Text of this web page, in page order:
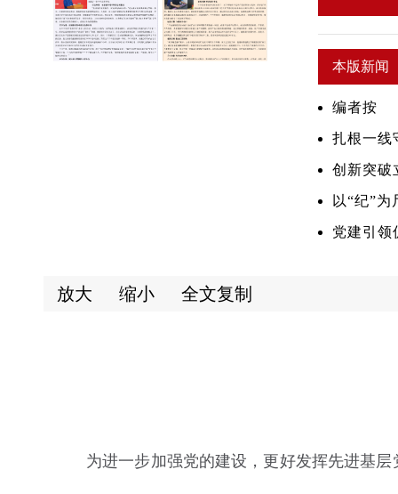
本版新闻
编者按
扎根一
创新突
以“纪”
党建引
放大 缩小 全文复制
为进一步加强党的建设，更好发挥先进基